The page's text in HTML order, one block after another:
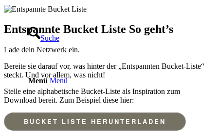
Suche
Menü Menü
Entspannte Bucket Liste So geht’s
Lade dein Netzwerk ein.
Bereite sie darauf vor, was hinter der „Entspannten Bucket-Liste“
steckt. Und vor allem, was nicht!
Stelle eine alphabetische Bucket-Liste als Inspiration zum
Download bereit. Zum Beispiel diese hier:
BUCKET LISTE HERUNTERLADEN